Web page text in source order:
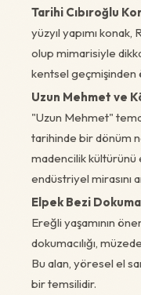
Tarihi Cıbıroğlu
yüzyıl yapımı
olup mimarisiyle
kentsel geçmişinden
Uzun Mehmet ve
"Uzun Mehmet"
tarihinde bir dönüm
madencilik kültürünü
endüstriyel mirasını
Elpek Bezi
Ereğli yaşamının
dokumacılığı,
Bu alan, yöresel el
bir temsilidir.